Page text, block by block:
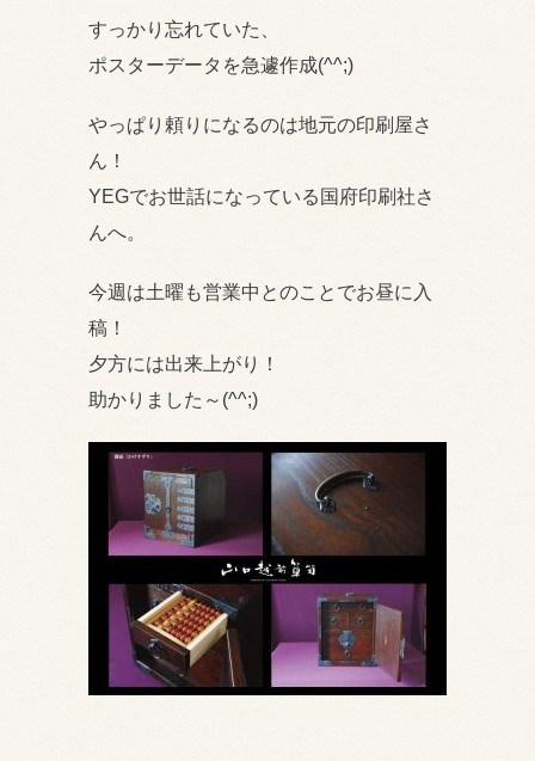
すっかり忘れていた、
ポスターデータを急遽作成(^^;)
やっぱり頼りになるのは地元の印刷屋さ
ん！
YEGでお世話になっている国府印刷社さ
んへ。
今週は土曜も営業中とのことでお昼に入
稿！
夕方には出来上がり！
助かりました～(^^;)